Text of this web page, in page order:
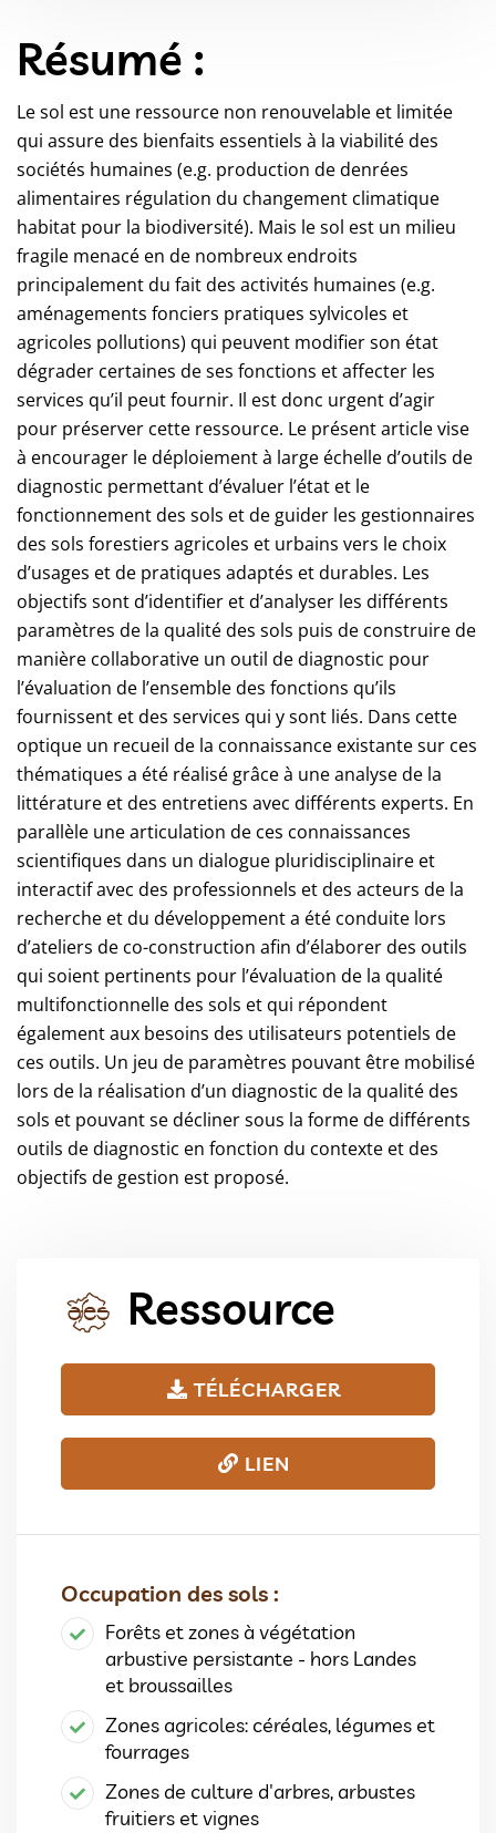
Résumé :
Le sol est une ressource non renouvelable et limitée
qui assure des bienfaits essentiels à la viabilité des
sociétés humaines (e.g. production de denrées
alimentaires régulation du changement climatique
habitat pour la biodiversité). Mais le sol est un milieu
fragile menacé en de nombreux endroits
principalement du fait des activités humaines (e.g.
aménagements fonciers pratiques sylvicoles et
agricoles pollutions) qui peuvent modifier son état
dégrader certaines de ses fonctions et affecter les
services qu’il peut fournir. Il est donc urgent d’agir
pour préserver cette ressource. Le présent article vise
à encourager le déploiement à large échelle d’outils de
diagnostic permettant d’évaluer l’état et le
fonctionnement des sols et de guider les gestionnaires
des sols forestiers agricoles et urbains vers le choix
d’usages et de pratiques adaptés et durables. Les
objectifs sont d’identifier et d’analyser les différents
paramètres de la qualité des sols puis de construire de
manière collaborative un outil de diagnostic pour
l’évaluation de l’ensemble des fonctions qu’ils
fournissent et des services qui y sont liés. Dans cette
optique un recueil de la connaissance existante sur ces
thématiques a été réalisé grâce à une analyse de la
littérature et des entretiens avec différents experts. En
parallèle une articulation de ces connaissances
scientifiques dans un dialogue pluridisciplinaire et
interactif avec des professionnels et des acteurs de la
recherche et du développement a été conduite lors
d’ateliers de co-construction afin d’élaborer des outils
qui soient pertinents pour l’évaluation de la qualité
multifonctionnelle des sols et qui répondent
également aux besoins des utilisateurs potentiels de
ces outils. Un jeu de paramètres pouvant être mobilisé
lors de la réalisation d’un diagnostic de la qualité des
sols et pouvant se décliner sous la forme de différents
outils de diagnostic en fonction du contexte et des
objectifs de gestion est proposé.
Ressource
TÉLÉCHARGER
LIEN
Occupation des sols :
Forêts et zones à végétation
arbustive persistante - hors Landes
et broussailles
Zones agricoles: céréales, légumes et
fourrages
Zones de culture d'arbres, arbustes
fruitiers et vignes